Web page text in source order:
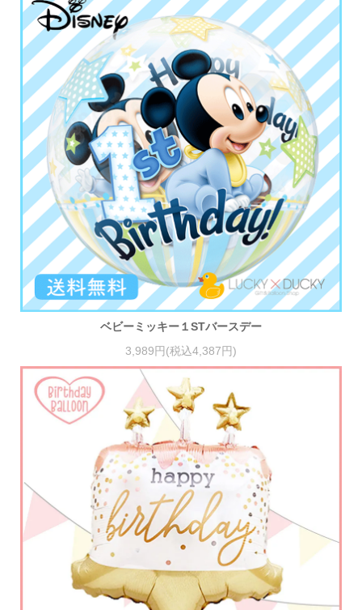
ベビーミッキー１STバースデー
3,989円(税込4,387円)